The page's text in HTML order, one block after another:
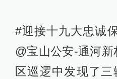
#迎接十九大忠诚
@宝山公安-通河
区巡逻中发现了